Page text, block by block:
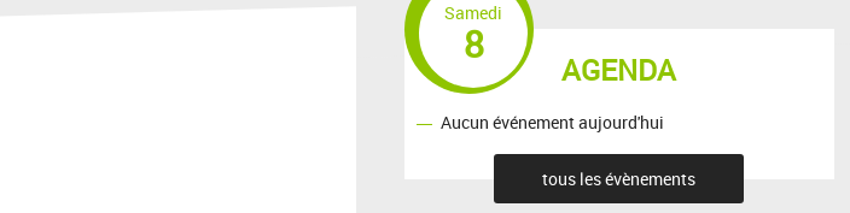
AGENDA
Samedi
8
Aucun événement aujourd'hui
tous les évènements